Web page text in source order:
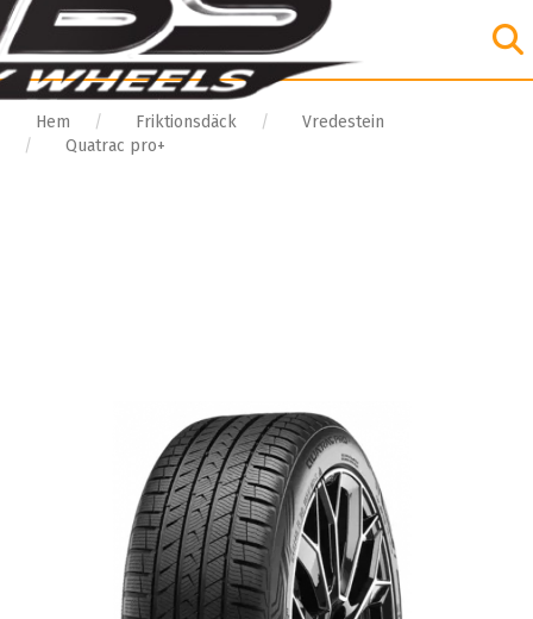
Hem Friktionsdäck
Vredestein
Quatrac pro+